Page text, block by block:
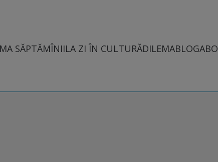
SĂPTĂMÎNIILA ZI ÎN CULTURĂDILEMABLOG